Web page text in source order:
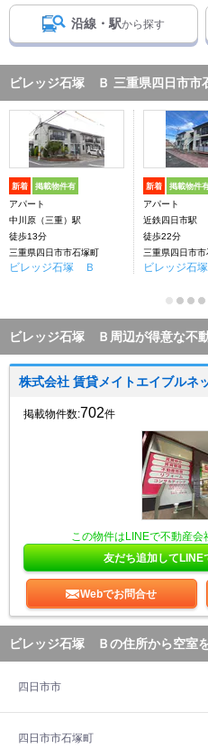
沿線・駅から探す
ビレッジ石塚 Ｂ 三重県四日市市
新着 掲載物件有
アパート
中川原（三重）駅
徒歩13分
三重県四日市市石塚町
ビレッジ石塚 Ｂ
新着 掲載物件
アパート
近鉄四日市駅
徒歩22分
三重県四日市
ビレッジ石
ビレッジ石塚 Ｂ周辺が得意な不
株式会社 賃貸メイトエイブルネ
掲載物件数:702件
この物件はLINEで不動産会
友だち追加してLINE
Webでお問合せ
ビレッジ石塚 Ｂの住所から空室
四日市市
四日市市石塚町